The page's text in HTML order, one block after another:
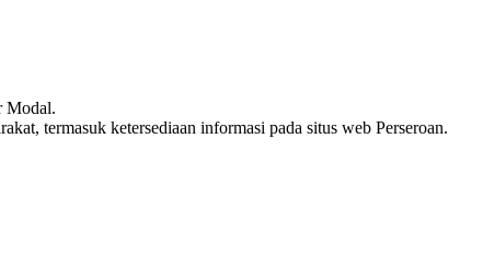
Modal.
termasuk ketersediaan informasi pada situs web Perseroan.